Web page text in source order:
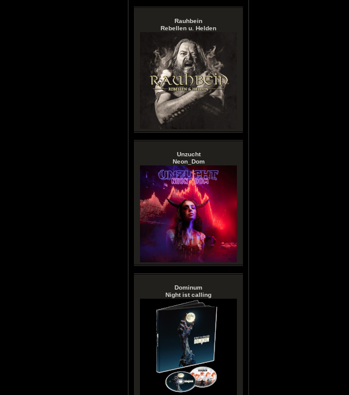
Rauhbein
Rebellen u. Helden
Unzucht
Neon_Dom
Dominum
Night ist calling